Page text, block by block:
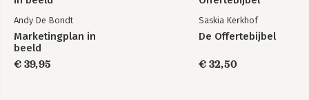
Bekijk alle boeken
Andy De Bondt
Marketingplan in
beeld
€ 39,95
Saskia Kerkhof
De Offertebijbel
€ 32,50